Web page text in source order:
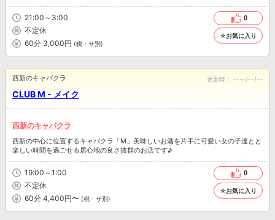
21:00～3:00
不定休
60分 3,000円 (税・サ別)
0
☆お気に入り
CLUB M - メイク
西新のキャバクラ 更新時： ----/--/--
西新のキャバクラ
西新の中心に位置するキャバクラ「M」美味しいお酒を片手に可愛い女の子達とと
楽しい時間を過ごせる居心地の良さ抜群のお店です♪
19:00～1:00
不定休
60分 4,400円〜 (税・サ別)
0
☆お気に入り